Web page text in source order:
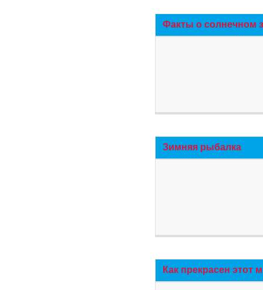
Факты о солнечном
Зимняя рыбалка
Как прекрасен этот